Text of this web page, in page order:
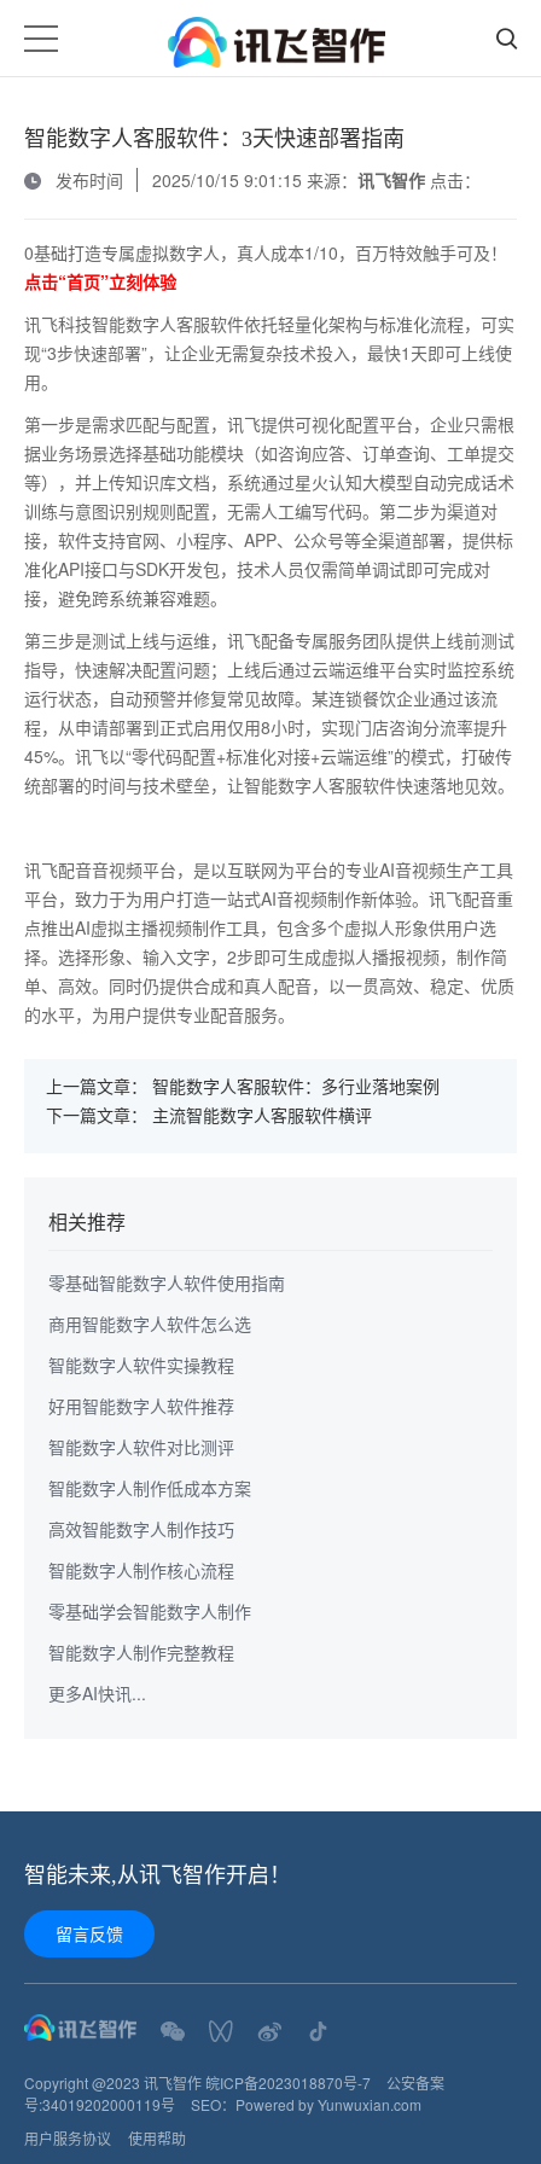
智能数字人客服软件：3天快速部署指南
发布时间
2025/10/15 9:01:15 来源： 讯飞智作 点击：
0基础打造专属虚拟数字人，真人成本1/10，百万特效触手可及！
点击“首页”立刻体验
讯飞科技智能数字人客服软件依托轻量化架构与标准化流程，可实
现“3步快速部署”，让企业无需复杂技术投入，最快1天即可上线使
用。
第一步是需求匹配与配置，讯飞提供可视化配置平台，企业只需根
据业务场景选择基础功能模块（如咨询应答、订单查询、工单提交
等），并上传知识库文档，系统通过星火认知大模型自动完成话术
训练与意图识别规则配置，无需人工编写代码。第二步为渠道对
接，软件支持官网、小程序、 APP、公众号等全渠道部署，提供标
准化API接口与SDK开发包，技术人员仅需简单调试即可完成对
接，避免跨系统兼容难题。
第三步是测试上线与运维，讯飞配备专属服务团队提供上线前测试
指导，快速解决配置问题；上线后通过云端运维平台实时监控系统
运行状态，自动预警并修复常见故障。某连锁餐饮企业通过该流
程，从申请部署到正式启用仅用8小时，实现门店咨询分流率提升
45%。讯飞以“零代码配置+标准化对接+云端运维”的模式，打破传
统部署的时间与技术壁垒，让智能数字人客服软件快速落地见效。
讯飞配音音视频平台，是以互联网为平台的专业AI音视频生产工具
平台，致力于为用户打造一站式AI音视频制作新体验。讯飞配音重
点推出AI虚拟主播视频制作工具，包含多个虚拟人形象供用户选
择。选择形象、输入文字，2步即可生成虚拟人播报视频，制作简
单、高效。同时仍提供合成和真人配音，以一贯高效、稳定、优质
的水平，为用户提供专业配音服务。
上一篇文章： 智能数字人客服软件：多行业落地案例
下一篇文章： 主流智能数字人客服软件横评
相关推荐
零基础智能数字人软件使用指南
商用智能数字人软件怎么选
智能数字人软件实操教程
好用智能数字人软件推荐
智能数字人软件对比测评
智能数字人制作低成本方案
高效智能数字人制作技巧
智能数字人制作核心流程
零基础学会智能数字人制作
智能数字人制作完整教程
更多AI快讯...
智能未来,从讯飞智作开启！
留言反馈
Copyright @2023 讯飞智作 皖ICP备2023018870号-7
公安备案
号:34019202000119号 SEO： Powered by Yunwuxian.com
用户服务协议
使用帮助